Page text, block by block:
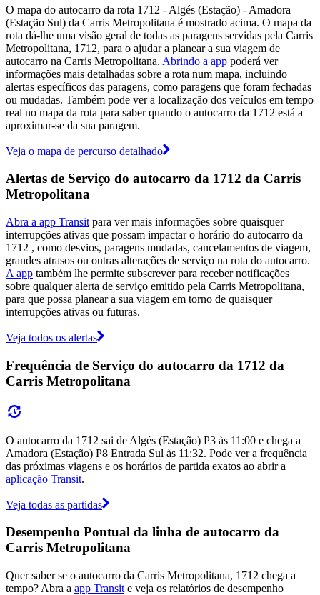
O mapa do autocarro da rota 1712 - Algés (Estação) - Amadora
(Estação Sul) da Carris Metropolitana é mostrado acima. O mapa da
rota dá-lhe uma visão geral de todas as paragens servidas pela Carris
Metropolitana, 1712, para o ajudar a planear a sua viagem de
autocarro na Carris Metropolitana. Abrindo a app poderá ver
informações mais detalhadas sobre a rota num mapa, incluindo
alertas específicos das paragens, como paragens que foram fechadas
ou mudadas. Também pode ver a localização dos veículos em tempo
real no mapa da rota para saber quando o autocarro da 1712 está a
aproximar-se da sua paragem.
Veja o mapa de percurso detalhado
Alertas de Serviço do autocarro da 1712 da Carris
Metropolitana
Abra a app Transit para ver mais informações sobre quaisquer
interrupções ativas que possam impactar o horário do autocarro da
1712 , como desvios, paragens mudadas, cancelamentos de viagem,
grandes atrasos ou outras alterações de serviço na rota do autocarro.
A app também lhe permite subscrever para receber notificações
sobre qualquer alerta de serviço emitido pela Carris Metropolitana,
para que possa planear a sua viagem em torno de quaisquer
interrupções ativas ou futuras.
Veja todos os alertas
Frequência de Serviço do autocarro da 1712 da
Carris Metropolitana
O autocarro da 1712 sai de Algés (Estação) P3 às 11:00 e chega a
Amadora (Estação) P8 Entrada Sul às 11:32. Pode ver a frequência
das próximas viagens e os horários de partida exatos ao abrir a
aplicação Transit.
Veja todas as partidas
Desempenho Pontual da linha de autocarro da
Carris Metropolitana
Quer saber se o autocarro da Carris Metropolitana, 1712 chega a
tempo? Abra a app Transit e veja os relatórios de desempenho